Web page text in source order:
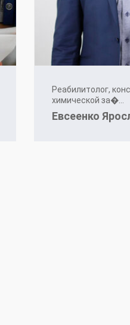
Реабилитолог,
химической за�...
Евсеенко